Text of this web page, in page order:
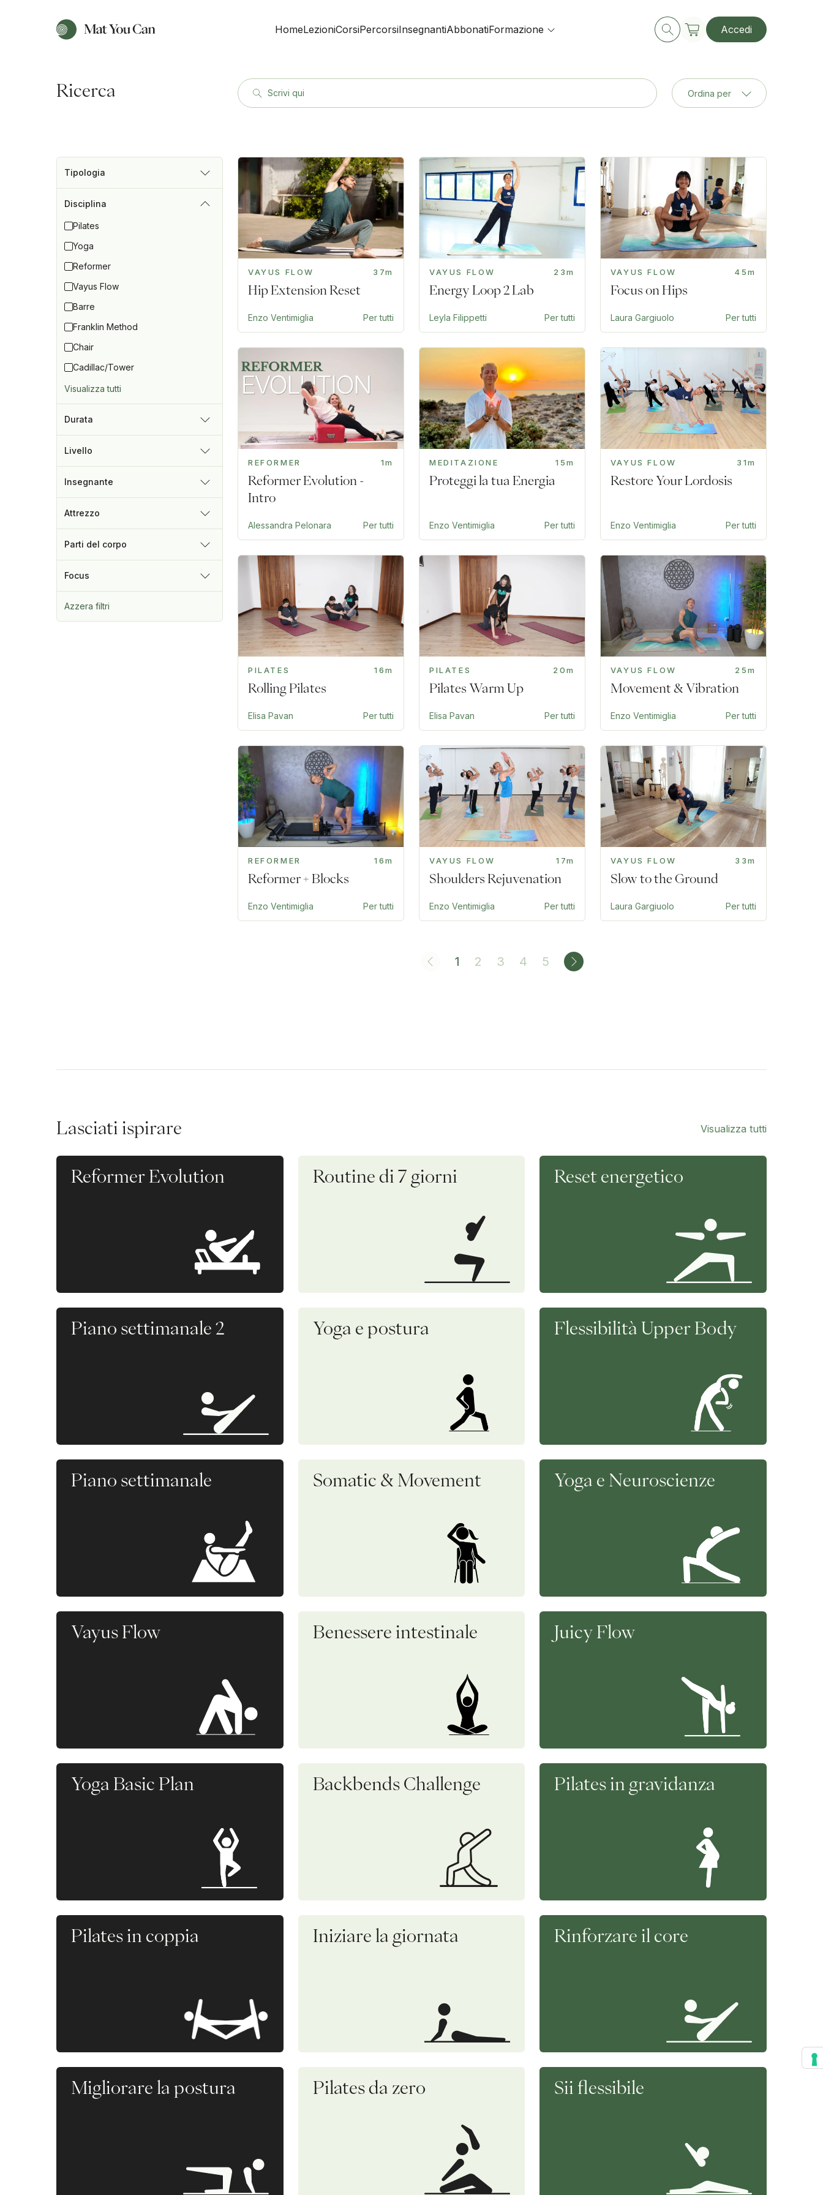
HomeLezioniCorsiPercorsiInsegnantiAbbonatiFormazione Accedi
Ricerca Scrivi qui Ordina per
Tipologia
Disciplina
Pilates
Yoga
Reformer
Vayus Flow
Barre
Franklin Method
Chair
Cadillac/Tower
Visualizza tutti
Durata
Livello
Insegnante
Attrezzo
Parti del corpo
Focus
Azzera filtri
VAYUS FLOW 37m
Hip Extension Reset
Enzo Ventimiglia Per tutti
VAYUS FLOW 23m
Energy Loop 2 Lab
Leyla Filippetti Per tutti
VAYUS FLOW 45m
Focus on Hips
Laura Gargiuolo Per tutti
REFORMER 1m
Reformer Evolution -
Intro
Alessandra Pelonara Per tutti
MEDITAZIONE 15m
Proteggi la tua Energia
Enzo Ventimiglia Per tutti
VAYUS FLOW 31m
Restore Your Lordosis
Enzo Ventimiglia Per tutti
PILATES 16m
Rolling Pilates
Elisa Pavan Per tutti
PILATES 20m
Pilates Warm Up
Elisa Pavan Per tutti
VAYUS FLOW 25m
Movement & Vibration
Enzo Ventimiglia Per tutti
REFORMER 16m
Reformer + Blocks
Enzo Ventimiglia Per tutti
VAYUS FLOW 17m
Shoulders Rejuvenation
Enzo Ventimiglia Per tutti
VAYUS FLOW 33m
Slow to the Ground
Laura Gargiuolo Per tutti
1 2 3 4 5
Lasciati ispirare Visualizza tutti
Reformer Evolution Routine di 7 giorni Reset energetico
Piano settimanale 2 Yoga e postura Flessibilità Upper Body
Piano settimanale Somatic & Movement Yoga e Neuroscienze
Vayus Flow Benessere intestinale Juicy Flow
Yoga Basic Plan Backbends Challenge Pilates in gravidanza
Pilates in coppia Iniziare la giornata Rinforzare il core
Migliorare la postura Pilates da zero Sii flessibile